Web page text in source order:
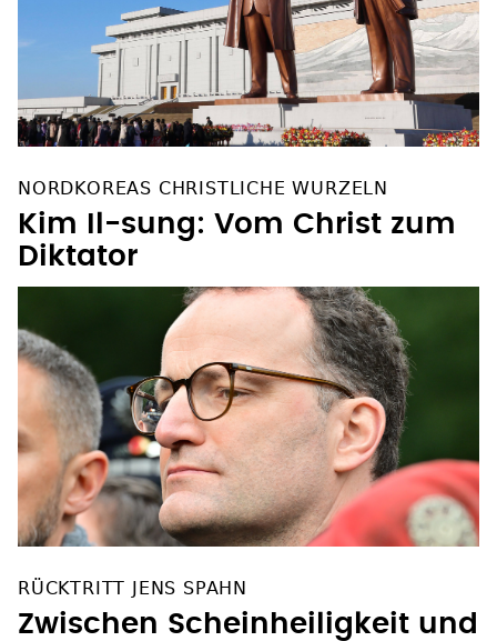
NORDKOREAS CHRISTLICHE WURZELN
Kim Il-sung: Vom Christ zum
Diktator
RÜCKTRITT JENS SPAHN
Zwischen Scheinheiligkeit und